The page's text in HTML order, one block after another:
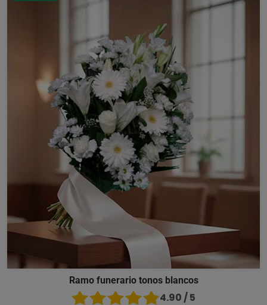
Ramo funerario tonos blancos
4.90 / 5